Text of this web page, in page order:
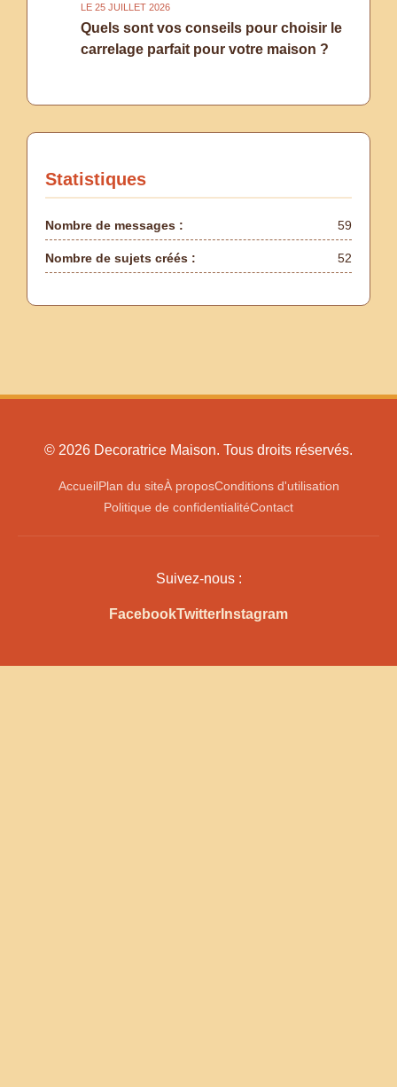
LE 25 JUILLET 2026
Quels sont vos conseils pour choisir le
carrelage parfait pour votre maison ?
Statistiques
Nombre de messages : 59
Nombre de sujets créés : 52
© 2026 Decoratrice Maison. Tous droits réservés.
AccueilPlan du siteÀ proposConditions d'utilisation
Politique de confidentialitéContact
Suivez-nous :
FacebookTwitter Instagram